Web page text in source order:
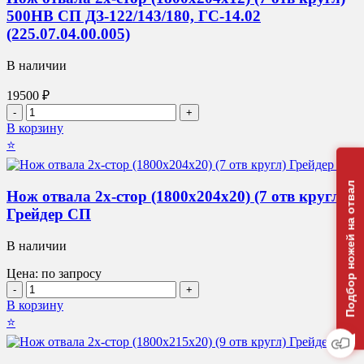
отв
кругл)
500HB
КДМ
500HB СП ДЗ-122/143/180, ГС-14.02
(225.07.04.00.005)
В наличии
19500 ₽
Количество
товара
Нож
2х-
(1800х204х12)
(7
кругл)
СП
ДЗ-122/143/180,
ГС-14.02
(225.07.04.00.005)
В корзину
⭐
Нож отвала 2х-стор (1800х204х20) (7 отв кругл)
Грейдер СП
В наличии
Цена: по запросу
Количество
товара
Нож
2х-
В корзину
⭐
Подбор ножей на отвал